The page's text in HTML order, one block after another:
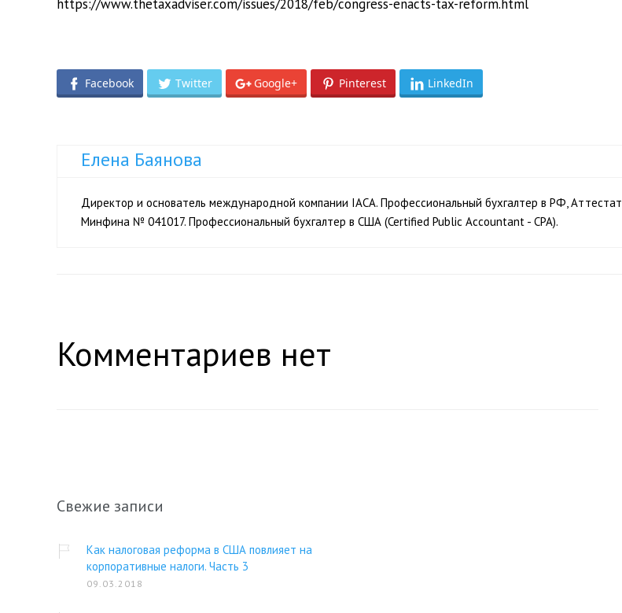
https://www.thetaxadviser.com/issues/2018/feb/congress-enacts-tax-reform.html
Facebook Twitter Google+ Pinterest LinkedIn
Елена Баянова
Директор и основатель международной компании IACA. Профессиональный бухгалтер в РФ, Аттестат
Минфина № 041017. Профессиональный бухгалтер в США (Certified Public Accountant - CPA).
Комментариев нет
Свежие записи
Как налоговая реформа в США повлияет на
корпоративные налоги. Часть 3
09.03.2018